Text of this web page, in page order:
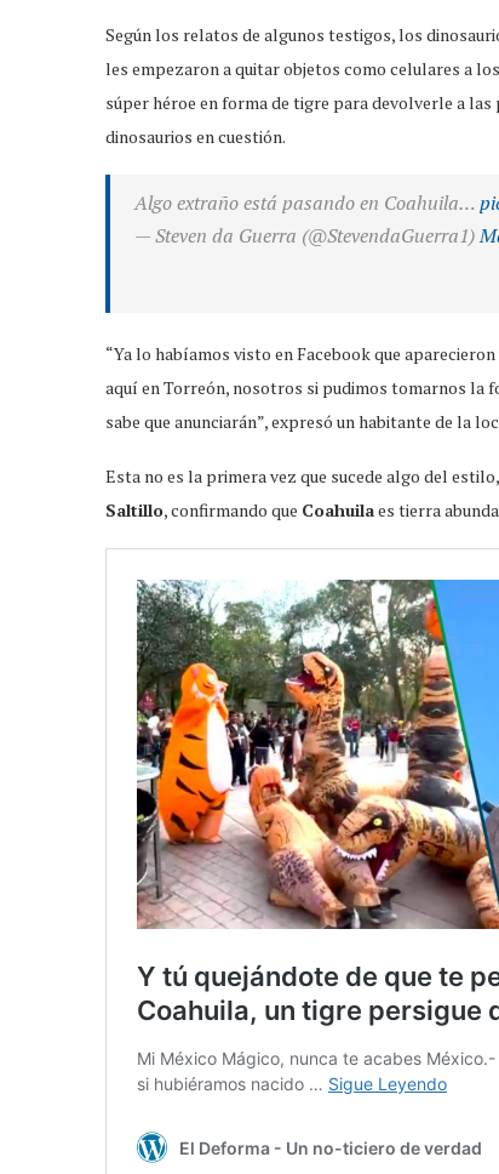
Según los relatos de algunos testigos, los
les empezaron a quitar objetos como celulares a
súper héroe en forma de tigre para devolverle a
dinosaurios en cuestión.
Algo extraño está pasando en Coahuila…
— Steven da Guerra (@StevendaGuerra1)
“Ya lo habíamos visto en Facebook que
aquí en Torreón, nosotros si pudimos tomarnos la
sabe que anunciarán”, expresó un habitante de la
Esta no es la primera vez que sucede algo del
Saltillo, confirmando que Coahuilaes tierra